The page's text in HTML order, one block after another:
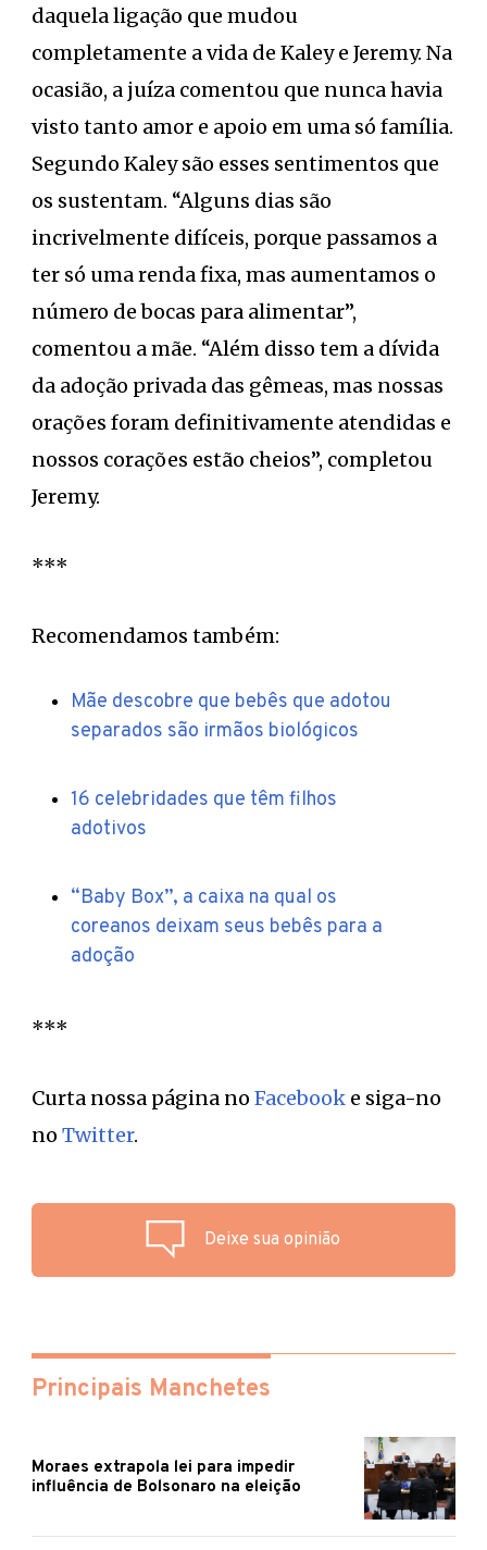
daquela ligação que mudou
completamente a vida de Kaley e Jeremy. Na
ocasião, a juíza comentou que nunca havia
visto tanto amor e apoio em uma só família.
Segundo Kaley são esses sentimentos que
os sustentam. “Alguns dias são
incrivelmente difíceis, porque passamos a
ter só uma renda fixa, mas aumentamos o
número de bocas para alimentar”,
comentou a mãe. “Além disso tem a dívida
da adoção privada das gêmeas, mas nossas
orações foram definitivamente atendidas e
nossos corações estão cheios”, completou
Jeremy.
***
Recomendamos também:
Mãe descobre que bebês que adotou
separados são irmãos biológicos
16 celebridades que têm filhos
adotivos
“Baby Box”, a caixa na qual os
coreanos deixam seus bebês para a
adoção
***
Curta nossa página no Facebook e siga-no
no Twitter.
Deixe sua opinião
Principais Manchetes
Moraes extrapola lei para impedir
influência de Bolsonaro na eleição